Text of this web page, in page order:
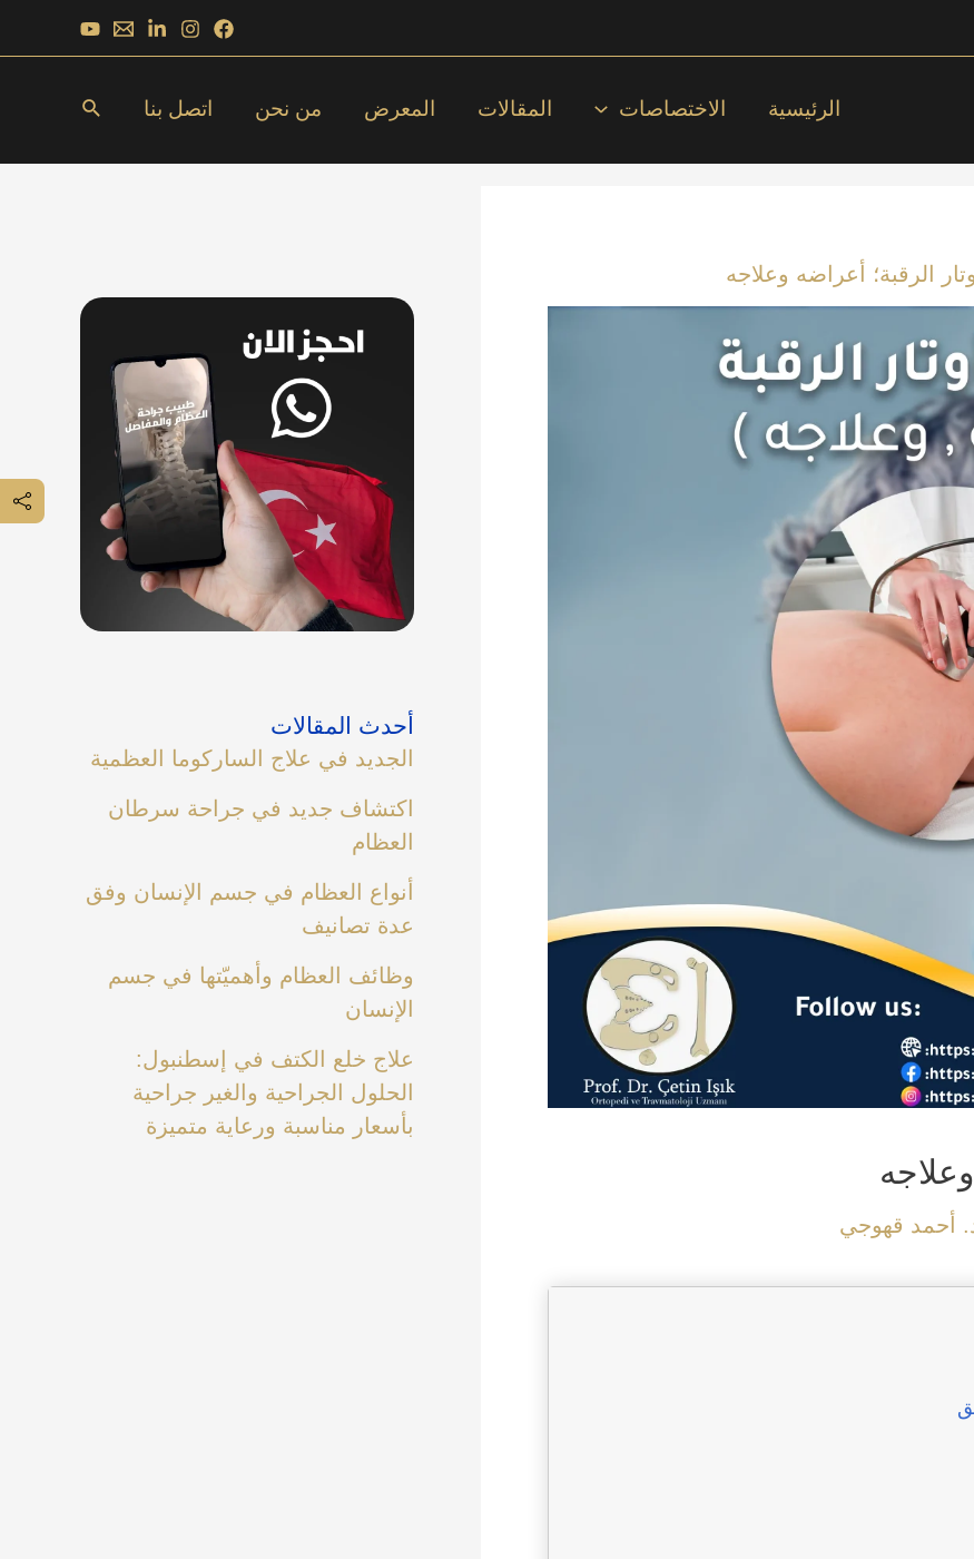
الرئيسية الاختصاصات المقالات المعرض من نحن اتصل بنا البحث
الرقبة؛ أعراضه وعلاجه
أحمد قهوجي
أحدث المقالات
الجديد في علاج الساركوما العظمية
اكتشاف جديد في جراحة سرطان
العظام
أنواع العظام في جسم الإنسان وفق
عدة تصانيف
وظائف العظام وأهميّتها في جسم
الإنسان
علاج خلع الكتف في إسطنبول:
الحلول الجراحية والغير جراحية
بأسعار مناسبة ورعاية متميزة